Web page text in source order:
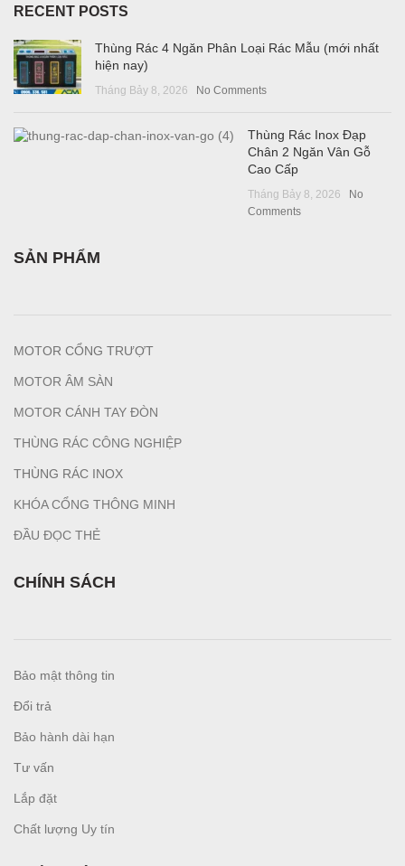
RECENT POSTS
Thùng Rác 4 Ngăn Phân Loại Rác Mẫu (mới nhất
hiện nay)
Tháng Bảy 8, 2026 No Comments
Thùng Rác Inox Đạp
Chân 2 Ngăn Vân Gỗ
Cao Cấp
Tháng Bảy 8, 2026
No
Comments
SẢN PHẨM
MOTOR CỔNG TRƯỢT
MOTOR ÂM SÀN
MOTOR CÁNH TAY ĐÒN
THÙNG RÁC CÔNG NGHIỆP
THÙNG RÁC INOX
KHÓA CỔNG THÔNG MINH
ĐẦU ĐỌC THẺ
CHÍNH SÁCH
Bảo mật thông tin
Đổi trả
Bảo hành dài hạn
Tư vấn
L ắp đặt
Chất lượng Uy tín